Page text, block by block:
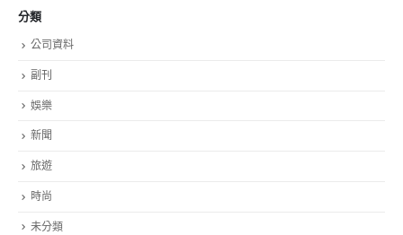
分類
公司資料
副刊
娛樂
新聞
旅遊
時尚
未分類